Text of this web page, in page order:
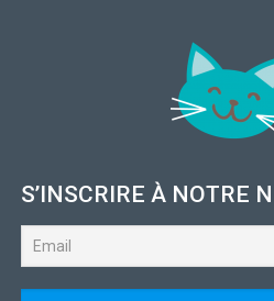
S’INSCRIRE À NOTRE